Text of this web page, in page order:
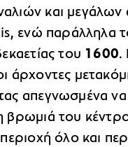
και
ενώ παράλληλα
του 1600.
άρχοντες
απεγνωσμένα
του
όλο και